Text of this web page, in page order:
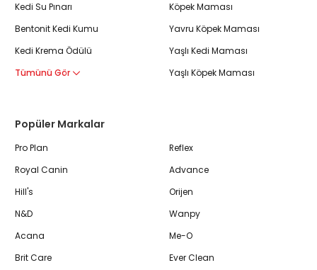
Kedi Su Pınarı
Bentonit Kedi Kumu
Kedi Krema Ödülü
Tümünü Gör
Köpek Maması
Yavru Köpek Maması
Yaşlı Kedi Maması
Yaşlı Köpek Maması
Popüler Markalar
Pro Plan
Royal Canin
Hill's
N&D
Acana
Brit Care
Reflex
Advance
Orijen
Wanpy
Me-O
Ever Clean